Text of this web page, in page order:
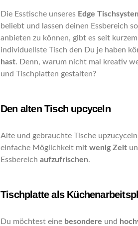
Die Esstische unseres Edge
beliebt und lassen deinen Essbereich
anbieten zu können, gibt es seit
individuellste Tisch den Du je haben
hast. Denn, warum nicht mal kreativ
und Tischplatten gestalten?
Den alten Tisch upcyceln
Alte und gebrauchte Tische
einfache Möglichkeit mit wenig Zeit
Essbereich aufzufrischen.
Tischplatte als
Du möchtest eine besondere und